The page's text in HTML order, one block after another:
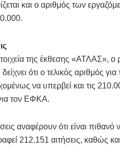
και ο αριθμός των
της έκθεσης «ΑΤΛΑΣ»,
ότι ο τελικός αριθμός
να υπερβεί και τις
τον ΕΦΚΑ.
αναφέρουν ότι είναι
212.151 αιτήσεις, καθώς